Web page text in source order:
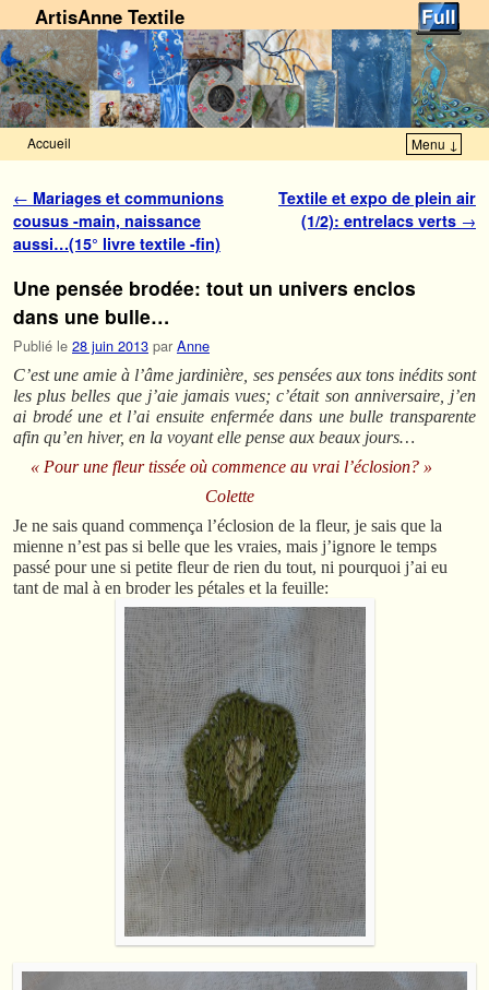
ArtisAnne Textile
Accueil Menu ↓
Navigation des articles
← Mariages et communions
cousus -main, naissance
aussi…(15° livre textile -fin)
Textile et expo de plein air
(1/2): entrelacs verts →
Une pensée brodée: tout un univers enclos
dans une bulle…
Publié le 28 juin 2013 par Anne
C’est une amie à l’âme jardinière, ses pensées aux tons inédits sont
les plus belles que j’aie jamais vues; c’était son anniversaire, j’en
ai brodé une et l’ai ensuite enfermée dans une bulle transparente
afin qu’en hiver, en la voyant elle pense aux beaux jours…
« Pour une fleur tissée où commence au vrai l’éclosion? »
Colette
Je ne sais quand commença l’éclosion de la fleur, je sais que la
mienne n’est pas si belle que les vraies, mais j’ignore le temps
passé pour une si petite fleur de rien du tout, ni pourquoi j’ai eu
tant de mal à en broder les pétales et la feuille: